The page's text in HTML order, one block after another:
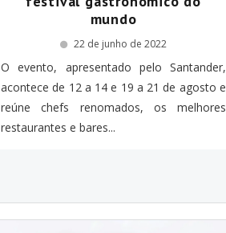
mundo
22 de junho de 2022
O evento, apresentado pelo Santander,
acontece de 12 a 14 e 19 a 21 de agosto e
reúne chefs renomados, os melhores
restaurantes e bares...